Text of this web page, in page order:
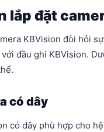
lắp đặt
KBVision đòi hỏi
đầu ghi KBVision.
có dây
có dây phù hợp cho